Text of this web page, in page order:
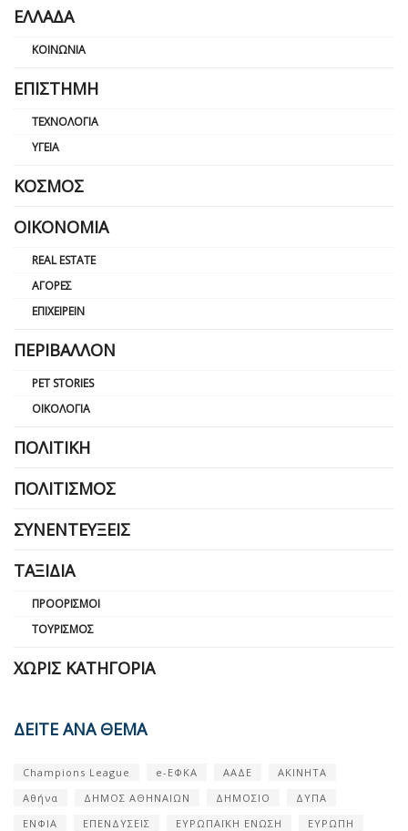
ΕΛΛΆΔΑ
ΚΟΙΝΩΝΊΑ
ΕΠΙΣΤΉΜΗ
ΤΕΧΝΟΛΟΓΊΑ
ΥΓΕΊΑ
ΚΌΣΜΟΣ
ΟΙΚΟΝΟΜΊΑ
REAL ESTATE
ΑΓΟΡΈΣ
ΕΠΙΧΕΙΡΕΊΝ
ΠΕΡΙΒΆΛΛΟΝ
PET STORIES
ΟΙΚΟΛΟΓΊΑ
ΠΟΛΙΤΙΚΉ
ΠΟΛΙΤΙΣΜΌΣ
ΣΥΝΕΝΤΕΎΞΕΙΣ
ΤΑΞΊΔΙΑ
ΠΡΟΟΡΙΣΜΟΊ
ΤΟΥΡΙΣΜΌΣ
ΧΩΡΊΣ ΚΑΤΗΓΟΡΊΑ
ΔΕΙΤΕ ΑΝΑ ΘΕΜΑ
Champions League e-ΕΦΚΑ ΑΑΔΕ
ΑΚΙΝΗΤΑ
Αθήνα
ΔΗΜΟΣ ΑΘΗΝΑΙΩΝ ΔΗΜΟΣΙΟ
ΔΥΠΑ
ΕΝΦΙΑ
ΕΠΕΝΔΥΣΕΙΣ ΕΥΡΩΠΑΪΚΗ ΕΝΩΣΗ
ΕΥΡΩΠΗ